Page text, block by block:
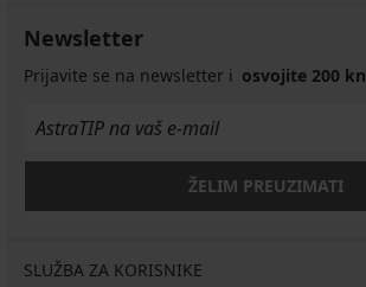
Newsletter
Prijavite se na newsletter i osvojite 200 kn
ŽELIM PREUZIMATI
SLUŽBA ZA KORISNIKE